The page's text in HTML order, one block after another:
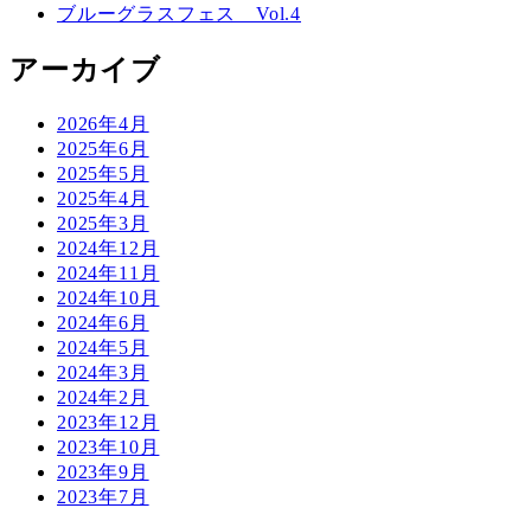
ブルーグラスフェス Vol.4
アーカイブ
2026年4月
2025年6月
2025年5月
2025年4月
2025年3月
2024年12月
2024年11月
2024年10月
2024年6月
2024年5月
2024年3月
2024年2月
2023年12月
2023年10月
2023年9月
2023年7月